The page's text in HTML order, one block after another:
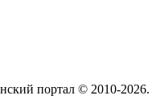
портал © 2010-2026.